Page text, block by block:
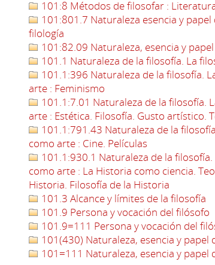
101:8 Métodos de filosofar :
101:801.7 Naturaleza esencia y
filología
101:82.09 Naturaleza, esencia y
101.1 Naturaleza de la filosofía. La
101.1:396 Naturaleza de la filosofía.
arte : Feminismo
101.1:7.01 Naturaleza de la filosofía.
arte : Estética. Filosofía. Gusto artístico.
101.1:791.43 Naturaleza de la
como arte : Cine. Películas
101.1:930.1 Naturaleza de la
como arte : La Historia como ciencia.
Historia. Filosofía de la Historia
101.3 Alcance y límites de la filosofía
101.9 Persona y vocación del filósofo
101.9=111 Persona y vocación del
101(430) Naturaleza, esencia y papel
101=111 Naturaleza, esencia y papel